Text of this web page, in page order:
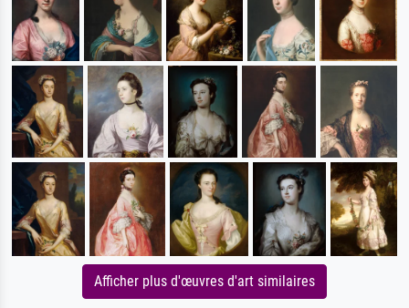
Afficher plus d'œuvres d'art similaires